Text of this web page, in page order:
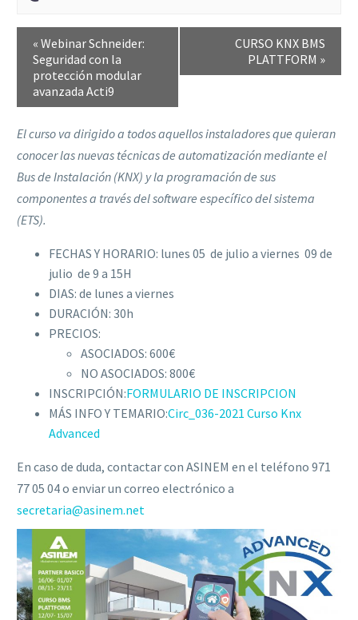
« Webinar Schneider:
Seguridad con la
protección modular
avanzada Acti9
CURSO KNX BMS
PLATTFORM »
El curso va dirigido a todos aquellos instaladores que quieran
conocer las nuevas técnicas de automatización mediante el
Bus de Instalación (KNX) y la programación de sus
componentes a través del software específico del sistema
(ETS).
FECHAS Y HORARIO: lunes 05 de julio a viernes 09 de
julio de 9 a 15H
DIAS: de lunes a viernes
DURACIÓN: 30h
PRECIOS:
ASOCIADOS: 600€
NO ASOCIADOS: 800€
INSCRIPCIÓN:FORMULARIO DE INSCRIPCION
MÁS INFO Y TEMARIO:Circ_036-2021 Curso Knx
Advanced
En caso de duda, contactar con ASINEM en el teléfono 971
77 05 04 o enviar un correo electrónico a
secretaria@asinem.net